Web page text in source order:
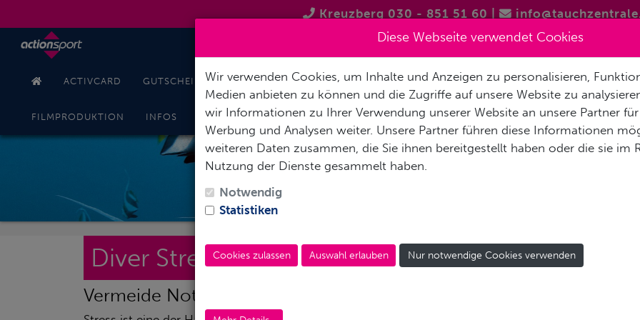
Kreuzberg 030 - 851 51 60
ACTIVCARD GUTSCHEINE TAUCHKURSE FREITAUCHEN / APNOE VERMIETUNG & SERVICE REISEN
FILMPRODUKTION INFOS ONLINESHOP KONTAKT
DIVER STRESS & RESCUE
Diver Stress & Rescue
Vermeide Notfälle und reagiere adäquat!
Diese Webseite verwendet Cookies
Wir verwenden Cookies, um Inhalte und Anzeigen zu personalisieren,
Medien anbieten zu können und die Zugriffe auf unsere Website zu
wir Informationen zu Ihrer Verwendung unserer Website an unsere Partner für
Werbung und Analysen weiter. Unsere Partner führen diese Informationen
weiteren Daten zusammen, die Sie ihnen bereitgestellt haben oder die sie im
Nutzung der Dienste gesammelt haben.
Notwendig
Statistiken
Cookies zulassen Auswahl erlauben Nur notwendige Cookies verwenden